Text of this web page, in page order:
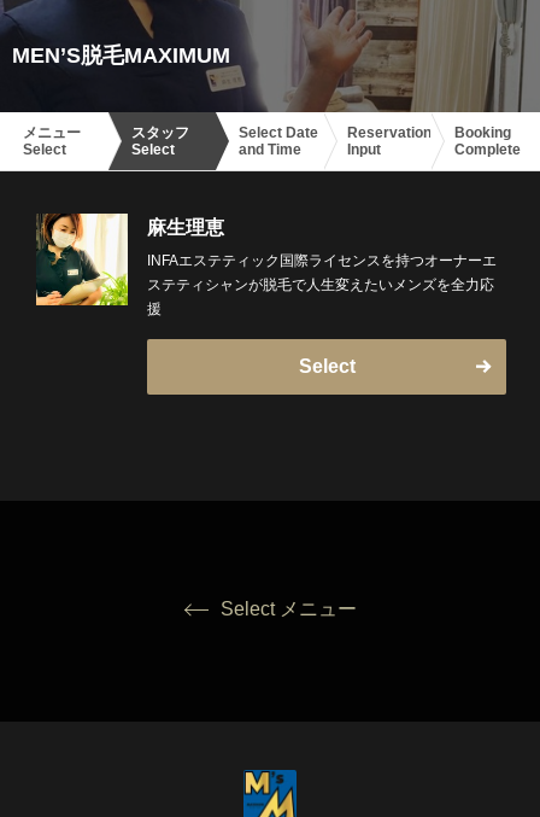
MEN’S脱毛MAXIMUM
メニュー
Select
スタッフ
Select
Select Date
and Time
Reservation
Input
Booking
Complete
麻生理恵
INFAエステティック国際ライセンスを持つオーナーエ
ステティシャンが脱毛で人生変えたいメンズを全力応
援
Select
Select メニュー